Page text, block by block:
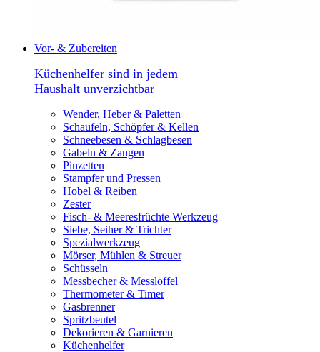
Vor- & Zubereiten
Küchenhelfer sind in jedem
Haushalt unverzichtbar
Wender, Heber & Paletten
Schaufeln, Schöpfer & Kellen
Schneebesen & Schlagbesen
Gabeln & Zangen
Pinzetten
Stampfer und Pressen
Hobel & Reiben
Zester
Fisch- & Meeresfrüchte Werkzeug
Siebe, Seiher & Trichter
Spezialwerkzeug
Mörser, Mühlen & Streuer
Schüsseln
Messbecher & Messlöffel
Thermometer & Timer
Gasbrenner
Spritzbeutel
Dekorieren & Garnieren
Küchenhelfer